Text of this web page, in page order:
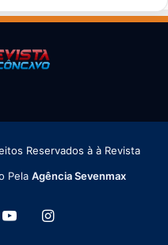
Reservados à à Revista
Pela Agência Sevenmax
YouTubeInstagram